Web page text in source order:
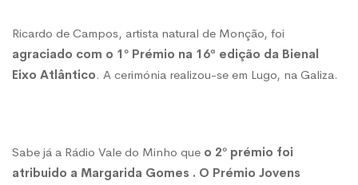
Eixo
Atlântico
Ricardo de Campos, artista natural de Monção, foi
agraciado com o 1º Prémio na 16ª edição da Bienal
Eixo Atlântico. A cerimónia realizou-se em Lugo, na Galiza.
Sabe já a Rádio Vale do Minho que o 2º prémio foi
atribuido a Margarida Gomes . O Prémio Jovens